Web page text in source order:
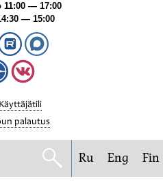
11:00 — 17:00
— 15:00
Käyttäjätili
palautus
Ru Eng Fin